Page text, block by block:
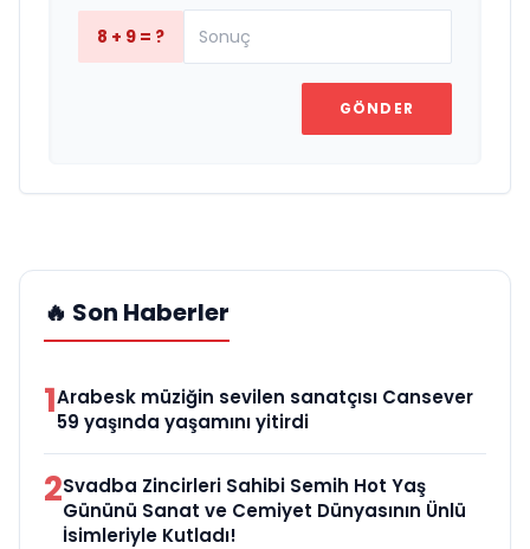
8 + 9 = ?
GÖNDER
🔥 Son Haberler
1Arabesk müziğin sevilen sanatçısı Cansever
59 yaşında yaşamını yitirdi
2Svadba Zincirleri Sahibi Semih Hot Yaş
Gününü Sanat ve Cemiyet Dünyasının Ünlü
İsimleriyle Kutladı!